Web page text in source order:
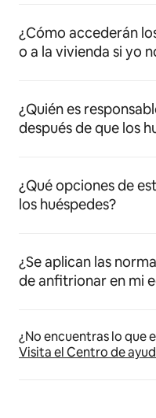
¿Cómo accederán
o a la vivienda si yo
¿Quién es
después de que los
¿Qué opciones de
los huéspedes?
¿Se aplican las
de anfitrionar en mi
¿No encuentras lo que
Visita el Centro de